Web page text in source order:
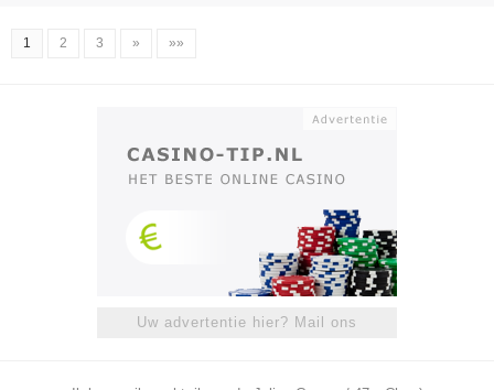
1 2 3 » »»
Uw advertentie hier? Mail ons